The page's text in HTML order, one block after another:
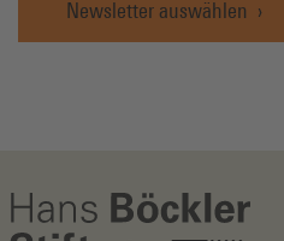
Newsletter auswählen